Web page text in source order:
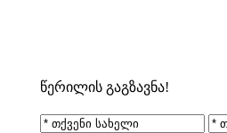
წერილის გაგზავნა!